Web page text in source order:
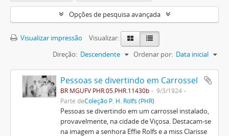
Opções de pesquisa avançada
Visualizar impressão
Visualizar:
Ordenar por: Data inicial
Direção: Descendente
Pessoas se divertindo em Carrossel
BR MGUFV PHR.05.PHR.11430b
9/3/1924
Parte deColeção P. H. Rolfs (PHR)
Pessoas se divertindo em um carrossel instalado,
provavelmente, na cidade de Viçosa. Destacam-se
na imagem a senhora Effie Rolfs e a miss Clarisse